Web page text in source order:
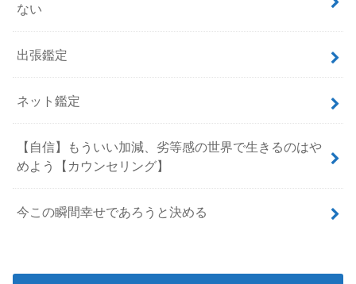
ない
出張鑑定
ネット鑑定
【自信】もういい加減、劣等感の世界で生きるのはや
めよう【カウンセリング】
今この瞬間幸せであろうと決める